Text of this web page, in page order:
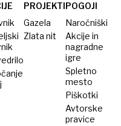
PROJEKTI
Gazela
Zlata nit
POGOJI
Naročniški
Akcije in
nagradne
igre
Spletno
mesto
Piškotki
Avtorske
pravice